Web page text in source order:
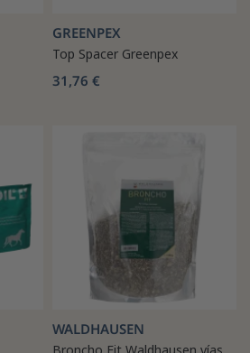
GREENPEX
Top Spacer Greenpex
31,76 €
WALDHAUSEN